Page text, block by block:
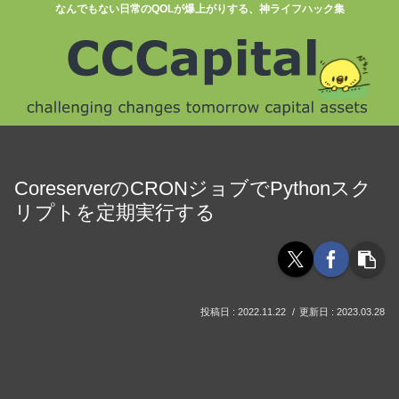
なんでもない日常のQOLが爆上がりする、神ライフハック集
CoreserverのCRONジョブでPythonスク
リプトを定期実行する
2022.11.22 2023.03.28